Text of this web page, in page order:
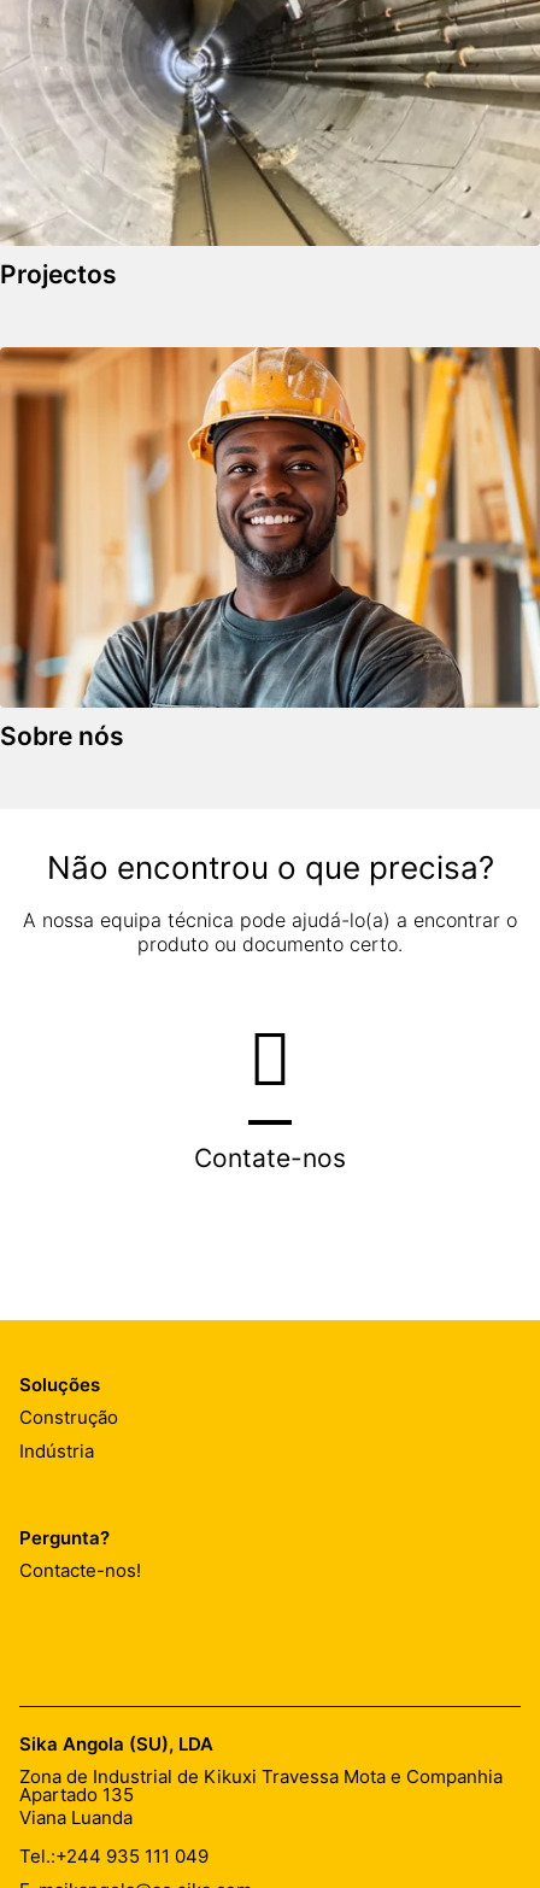
Projectos
Sobre nós
Não encontrou o que precisa?
A nossa equipa técnica pode ajudá-lo(a) a encontrar o
produto ou documento certo.
Contate-nos
Soluções
Construção
Indústria
Pergunta?
Contacte-nos!
Sika Angola (SU), LDA
Zona de Industrial de Kikuxi Travessa Mota e Companhia
Apartado 135
Viana Luanda
Tel.:+244 935 111 049